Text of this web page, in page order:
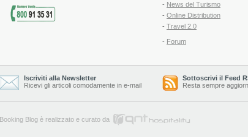
- News del Turismo
- Online Distribution
- Travel 2.0
- Forum
Iscriviti alla Newsletter
Ricevi gli articoli comodamente in e-mail
Sottoscrivi il Feed
Resta sempre
Booking Blog è realizzato e curato da